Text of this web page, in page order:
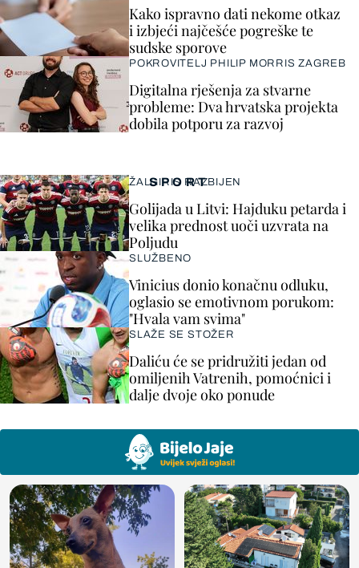
SPORT
ŽALGIRIS RAZBIJEN
Golijada u Litvi: Hajduku petarda i
velika prednost uoči uzvrata na
Poljudu
SLUŽBENO
Vinicius donio konačnu odluku,
oglasio se emotivnom porukom:
"Hvala vam svima"
SLAŽE SE STOŽER
Daliću će se pridružiti jedan od
omiljenih Vatrenih, pomoćnici i
dalje dvoje oko ponude
Kako ispravno dati nekome otkaz
i izbjeći najčešće pogreške te
sudske sporove
POKROVITELJ PHILIP MORRIS ZAGREB
Digitalna rješenja za stvarne
probleme: Dva hrvatska projekta
dobila potporu za razvoj